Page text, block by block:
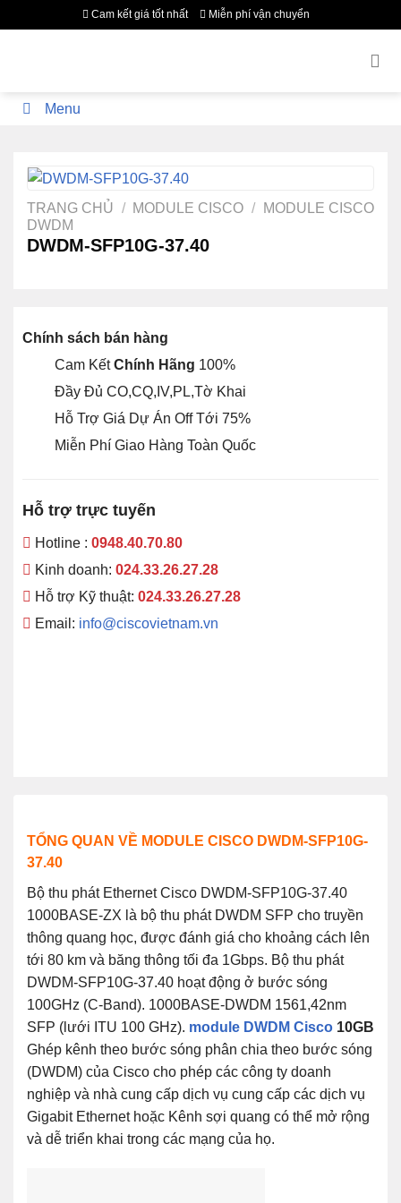
qua
Cam kết giá tốt nhất Miễn phí vận chuyển
Menu
TRANG CHỦ / MODULE CISCO /
MODULE CISCO
DWDM
DWDM-SFP10G-37.40
Chính sách bán hàng
Cam KếtChính Hãng 100%
Đầy Đủ CO,CQ,IV,PL,Tờ Khai
Hỗ Trợ Giá Dự Án Off Tới 75%
Miễn Phí Giao Hàng Toàn Quốc
Hỗ trợ trực tuyến
Hotline : 0948.40.70.80
Kinh doanh: 024.33.26.27.28
Hỗ trợ Kỹ thuật: 024.33.26.27.28
Email: info@ciscovietnam.vn
TỔNG QUAN VỀ MODULE CISCO DWDM-SFP10G-
37.40
Bộ thu phát Ethernet Cisco DWDM-SFP10G-37.40
1000BASE-ZX là bộ thu phát DWDM SFP cho truyền
thông quang học, được đánh giá cho khoảng cách lên
tới 80 km và băng thông tối đa 1Gbps. Bộ thu phát
DWDM-SFP10G-37.40 hoạt động ở bước sóng
100GHz (C-Band). 1000BASE-DWDM 1561,42nm
SFP (lưới ITU 100 GHz). module DWDM Cisco 10GB
Ghép kênh theo bước sóng phân chia theo bước sóng
(DWDM) của Cisco cho phép các công ty doanh
nghiệp và nhà cung cấp dịch vụ cung cấp các dịch vụ
Gigabit Ethernet hoặc Kênh sợi quang có thể mở rộng
và dễ triển khai trong các mạng của họ.